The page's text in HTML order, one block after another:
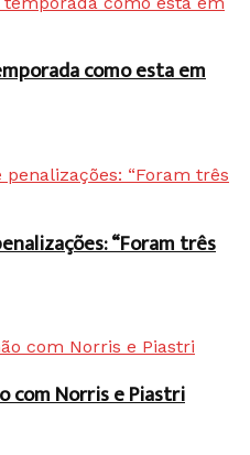
como esta em
“Foram três
com Norris e Piastri